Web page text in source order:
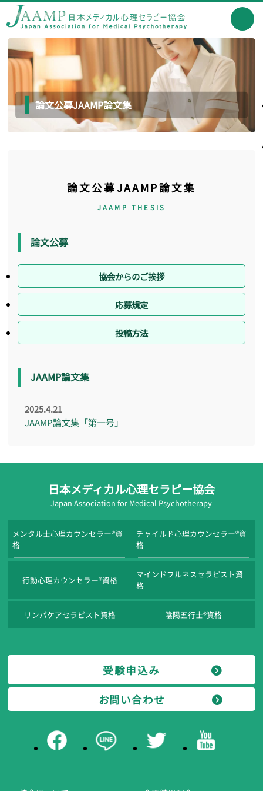
論文公募JAAMP論文集
論文公募JAAMP論文集
JAAMP THESIS
論文公募
協会からのご挨拶
応募規定
投稿方法
JAAMP論文集
2025.4.21
JAAMP論文集「第一号」
日本メディカル心理セラピー協会
Japan Association for Medical Psychotherapy
メンタル士心理カウンセラー®資
格
チャイルド心理カウンセラー®資
格
行動心理カウンセラー®資格
マインドフルネスセラピスト資
格
リンパケアセラピスト資格 陰陽五行士®資格
受験申込み
お問い合わせ